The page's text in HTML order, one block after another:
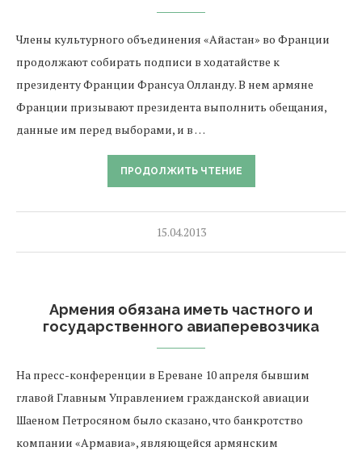
Члены культурного объединения «Айастан» во Франции
продолжают собирать подписи в ходатайстве к
президенту Франции Франсуа Олланду. В нем армяне
Франции призывают президента выполнить обещания,
данные им перед выборами, и в …
ПРОДОЛЖИТЬ ЧТЕНИЕ
15.04.2013
Армения обязана иметь частного и
государственного авиаперевозчика
На пресс-конференции в Ереване 10 апреля бывшим
главой Главным Управлением гражданской авиации
Шаеном Петросяном было сказано, что банкротство
компании «Армавиа», являющейся армянским